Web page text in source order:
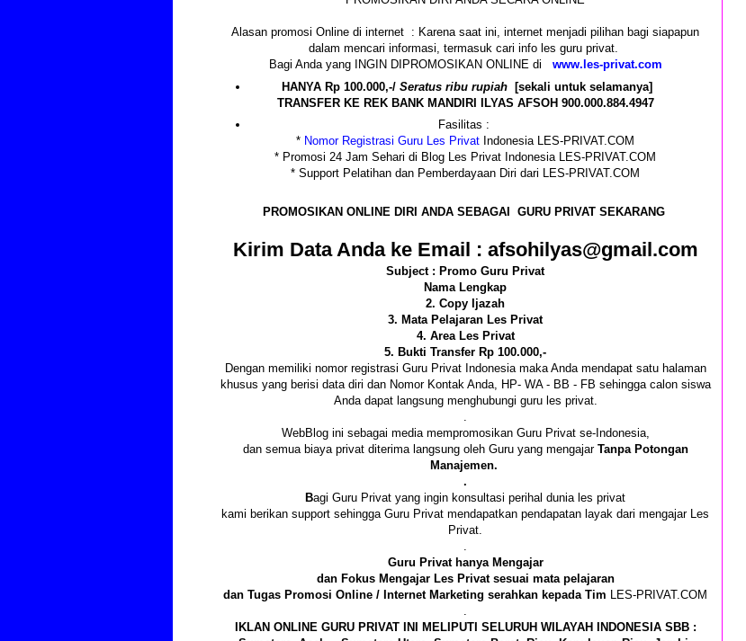
Alasan promosi Online di internet : Karena saat ini, internet menjadi pilihan bagi siapapun
dalam mencari informasi, termasuk cari info les guru privat.
Bagi Anda yang INGIN DIPROMOSIKAN ONLINE di www.les-privat.com
HANYA Rp 100.000,-/ Seratus ribu rupiah
[sekali untuk selamanya]
TRANSFER KE REK BANK MANDIRI ILYAS AFSOH 900.000.884.4947
Fasilitas :
* Nomor Registrasi Guru Les Privat Indonesia LES-PRIVAT.COM
* Promosi 24 Jam Sehari di Blog Les Privat Indonesia LES-PRIVAT.COM
* Support Pelatihan dan Pemberdayaan Diri dari LES-PRIVAT.COM
PROMOSIKAN ONLINE DIRI ANDA SEBAGAI GURU PRIVAT SEKARANG
Kirim Data Anda ke Email : afsohilyas@gmail.com
Subject : Promo Guru Privat
Nama Lengkap
2. Copy Ijazah
3. Mata Pelajaran Les Privat
4. Area Les Privat
5. Bukti Transfer Rp 100.000,-
Dengan memiliki nomor registrasi Guru Privat Indonesia maka Anda mendapat satu halaman
khusus yang berisi data diri dan Nomor Kontak Anda, HP- WA - BB - FB sehingga calon siswa
Anda dapat langsung menghubungi guru les privat.
WebBlog ini sebagai media mempromosikan Guru Privat se-Indonesia,
dan semua biaya privat diterima langsung oleh Guru yang mengajar Tanpa Potongan
Manajemen.
.
Bagi Guru Privat yang ingin konsultasi perihal dunia les privat
kami berikan support sehingga Guru Privat mendapatkan pendapatan layak dari mengajar Les
Privat.
Guru Privat hanya Mengajar
dan Fokus Mengajar Les Privat sesuai mata pelajaran
dan Tugas Promosi Online / Internet Marketing serahkan kepada Tim
LES-PRIVAT.COM
IKLAN ONLINE GURU PRIVAT INI MELIPUTI SELURUH WILAYAH INDONESIA SBB :